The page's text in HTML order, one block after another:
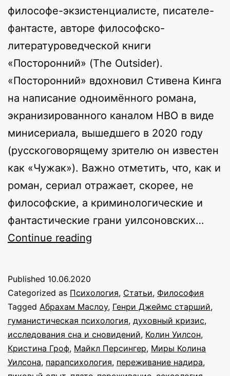
философе-экзистенциалисте, писателе-
фантасте, авторе философско-
литературоведческой книги
«Посторонний» (The Outsider).
«Посторонний» вдохновил Стивена Кинга
на написание одноимённого романа,
экранизированного каналом HBO в виде
минисериала, вышедшего в 2020 году
(русскоговорящему зрителю он известен
как «Чужак»). Важно отметить, что, как и
роман, сериал отражает, скорее, не
философские, а криминологические и
фантастические грани уилсоновских…
Continue reading
то
целью:
эссе
о
Колине
Published 10.06.2020
Categorized as Психология, Статьи, Философия
Tagged Абрахам Маслоу, Генри Джеймс старший,
гуманистическая психология, духовный кризис,
исследования сна и сновидений, Колин Уилсон,
Кристина Гроф, Майкл Персингер, Миры Колина
Уилсона, парапсихология, переживание надира,